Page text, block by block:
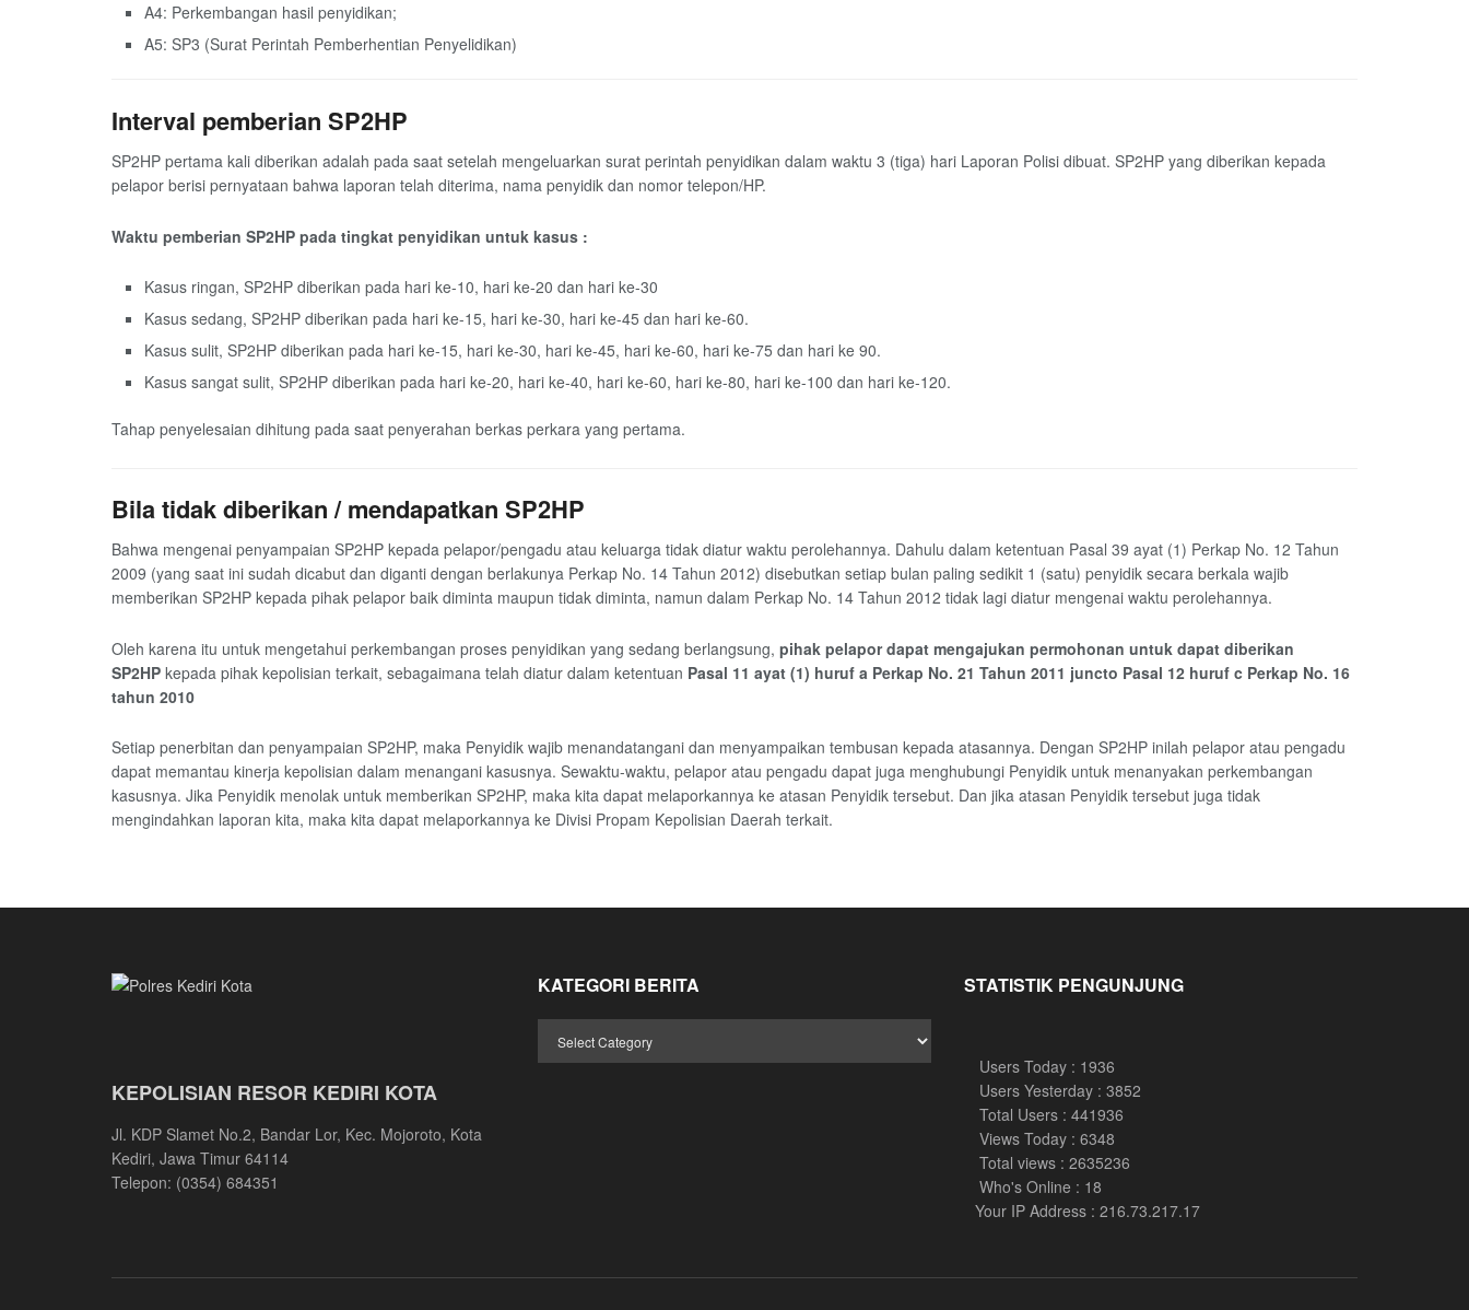
A4: Perkembangan hasil penyidikan;
A5: SP3 (Surat Perintah Pemberhentian Penyelidikan)
Interval pemberian SP2HP
SP2HP pertama kali diberikan adalah pada saat setelah mengeluarkan surat perintah penyidikan dalam waktu 3 (tiga) hari Laporan Polisi dibuat. SP2HP yang diberikan kepada
pelapor berisi pernyataan bahwa laporan telah diterima, nama penyidik dan nomor telepon/HP.
Waktu pemberian SP2HP pada tingkat penyidikan untuk kasus :
Kasus ringan, SP2HP diberikan pada hari ke-10, hari ke-20 dan hari ke-30
Kasus sedang, SP2HP diberikan pada hari ke-15, hari ke-30, hari ke-45 dan hari ke-60.
Kasus sulit, SP2HP diberikan pada hari ke-15, hari ke-30, hari ke-45, hari ke-60, hari ke-75 dan hari ke 90.
Kasus sangat sulit, SP2HP diberikan pada hari ke-20, hari ke-40, hari ke-60, hari ke-80, hari ke-100 dan hari ke-120.
Tahap penyelesaian dihitung pada saat penyerahan berkas perkara yang pertama.
Bila tidak diberikan / mendapatkan SP2HP
Bahwa mengenai penyampaian SP2HP kepada pelapor/pengadu atau keluarga tidak diatur waktu perolehannya. Dahulu dalam ketentuan Pasal 39 ayat (1) Perkap No. 12 Tahun
2009 (yang saat ini sudah dicabut dan diganti dengan berlakunya Perkap No. 14 Tahun 2012) disebutkan setiap bulan paling sedikit 1 (satu) penyidik secara berkala wajib
memberikan SP2HP kepada pihak pelapor baik diminta maupun tidak diminta, namun dalam Perkap No. 14 Tahun 2012 tidak lagi diatur mengenai waktu perolehannya.
Oleh karena itu untuk mengetahui perkembangan proses penyidikan yang sedang berlangsung, pihak pelapor dapat mengajukan permohonan untuk dapat diberikan
SP2HP kepada pihak kepolisian terkait, sebagaimana telah diatur dalam ketentuan Pasal 11 ayat (1) huruf a Perkap No. 21 Tahun 2011 juncto Pasal 12 huruf c Perkap No. 16
tahun 2010
Setiap penerbitan dan penyampaian SP2HP, maka Penyidik wajib menandatangani dan menyampaikan tembusan kepada atasannya. Dengan SP2HP inilah pelapor atau pengadu
dapat memantau kinerja kepolisian dalam menangani kasusnya. Sewaktu-waktu, pelapor atau pengadu dapat juga menghubungi Penyidik untuk menanyakan perkembangan
kasusnya. Jika Penyidik menolak untuk memberikan SP2HP, maka kita dapat melaporkannya ke atasan Penyidik tersebut. Dan jika atasan Penyidik tersebut juga tidak
mengindahkan laporan kita, maka kita dapat melaporkannya ke Divisi Propam Kepolisian Daerah terkait.
KEPOLISIAN RESOR KEDIRI KOTA
Jl. KDP Slamet No.2, Bandar Lor, Kec. Mojoroto, Kota
Kediri, Jawa Timur 64114
Telepon: (0354) 684351
KATEGORI BERITA STATISTIK PENGUNJUNG
Users Today : 1936
Users Yesterday : 3852
Total Users : 441936
Views Today : 6348
Total views : 2635236
Who's Online : 18
Your IP Address : 216.73.217.17